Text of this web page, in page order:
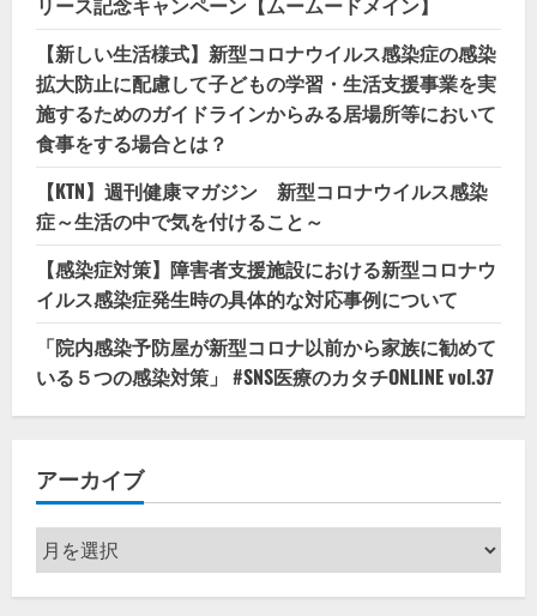
【新しい生活様式】新型コロナウイルス感染症の感染
拡大防止に配慮して子どもの学習・生活支援事業を実
施するためのガイドラインからみる居場所等において
食事をする場合とは？
【KTN】週刊健康マガジン 新型コロナウイルス感染
症～生活の中で気を付けること～
【感染症対策】障害者支援施設における新型コロナウ
イルス感染症発生時の具体的な対応事例について
「院内感染予防屋が新型コロナ以前から家族に勧めて
いる５つの感染対策」 #SNS医療のカタチONLINE vol.37
アーカイブ
ア
ー
カ